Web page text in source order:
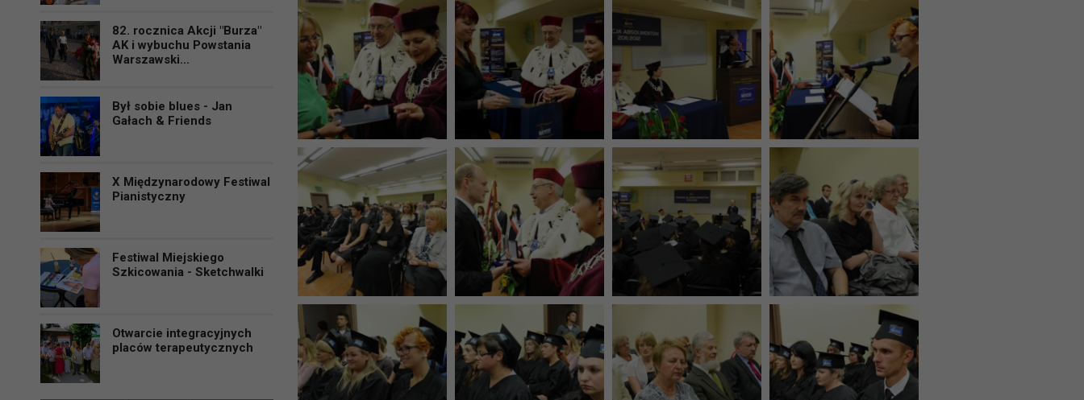
82. rocznica Akcji "Burza"
AK i wybuchu Powstania
Warszawski...
Był sobie blues - Jan
Gałach & Friends
X Międzynarodowy Festiwal
Pianistyczny
Festiwal Miejskiego
Szkicowania - Sketchwalki
Otwarcie integracyjnych
placów terapeutycznych